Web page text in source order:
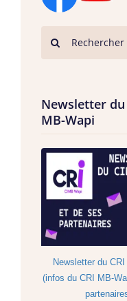
Newsletter du
MB-Wapi
Newsletter du
(infos du CRI MB-